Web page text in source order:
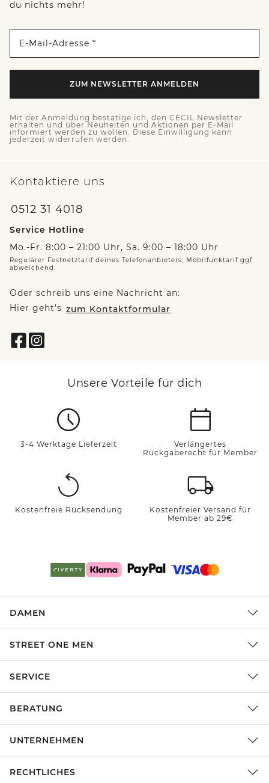
du nichts mehr!
E-Mail-Adresse *
ZUM NEWSLETTER ANMELDEN
Mit der Anmeldung bestätige ich, den CECIL Newsletter
erhalten und über Neuheiten und Aktionen per E-Mail
informiert werden zu wollen. Diese Einwilligung kann
jederzeit widerrufen werden.
Kontaktiere uns
0512 31 4018
Service Hotline
Mo.-Fr. 8:00 – 21:00 Uhr, Sa. 9:00 – 18:00 Uhr
Regulärer Festnetztarif deines Telefonanbieters, Mobilfunktarif ggf.
abweichend.
Oder schreib uns eine Nachricht an:
Hier geht’s zum Kontaktformular
Unsere Vorteile für dich
3-4 Werktage Lieferzeit
Verlängertes
Rückgaberecht für Member
Kostenfreie Rücksendung
Kostenfreier Versand für
Member ab 29€
DAMEN
STREET ONE MEN
SERVICE
BERATUNG
UNTERNEHMEN
RECHTLICHES